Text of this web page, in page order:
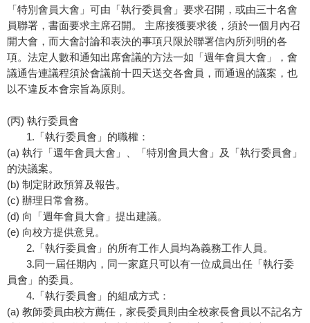
「特別會員大會」可由「執行委員會」要求召開，或由三十名會
員聯署，書面要求主席召開。 主席接獲要求後，須於一個月內召
開大會，而大會討論和表決的事項只限於聯署信內所列明的各
項。法定人數和通知出席會議的方法一如「週年會員大會」，會
議通告連議程須於會議前十四天送交各會員，而通過的議案，也
以不違反本會宗旨為原則。
(丙) 執行委員會
1.「執行委員會」的職權：
(a) 執行「週年會員大會」、「特別會員大會」及「執行委員會」
的決議案。
(b) 制定財政預算及報告。
(c) 辦理日常會務。
(d) 向「週年會員大會」提出建議。
(e) 向校方提供意見。
2.「執行委員會」的所有工作人員均為義務工作人員。
3.同一屆任期內，同一家庭只可以有一位成員出任「執行委
員會」的委員。
4.「執行委員會」的組成方式：
(a) 教師委員由校方薦任，家長委員則由全校家長會員以不記名方